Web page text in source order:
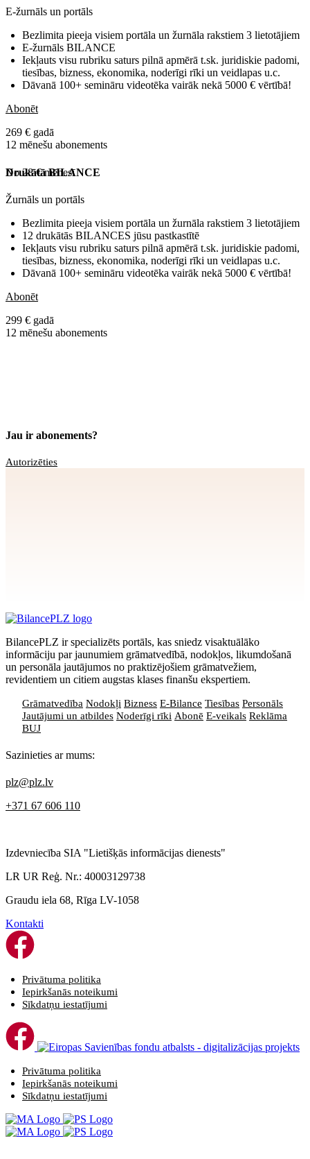
E-žurnāls un portāls
Bezlimita pieeja visiem portāla un žurnāla rakstiem 3 lietotājiem
E-žurnāls BILANCE
Iekļauts visu rubriku saturs pilnā apmērā t.sk. juridiskie padomi,
tiesības, bizness, ekonomika, noderīgi rīki un veidlapas u.c.
Dāvanā 100+ semināru videotēka vairāk nekā 5000 € vērtībā!
Abonēt
269 € gadā
12 mēnešu abonements
No 28 € mēnesī
Drukātā BILANCE
Žurnāls un portāls
Bezlimita pieeja visiem portāla un žurnāla rakstiem 3 lietotājiem
12 drukātās BILANCES jūsu pastkastītē
Iekļauts visu rubriku saturs pilnā apmērā t.sk. juridiskie padomi,
tiesības, bizness, ekonomika, noderīgi rīki un veidlapas u.c.
Dāvanā 100+ semināru videotēka vairāk nekā 5000 € vērtībā!
Abonēt
299 € gadā
12 mēnešu abonements
Jau ir abonements?
Autorizēties
BilancePLZ ir specializēts portāls, kas sniedz visaktuālāko
informāciju par jaunumiem grāmatvedībā, nodokļos, likumdošanā
un personāla jautājumos no praktizējošiem grāmatvežiem,
revidentiem un citiem augstas klases finanšu ekspertiem.
Grāmatvedība Nodokļi Bizness E-Bilance Tiesības Personāls
Jautājumi un atbildes Noderīgi rīki Abonē E-veikals Reklāma
BUJ
Sazinieties ar mums:
plz@plz.lv
+371 67 606 110
Izdevniecība SIA "Lietišķās informācijas dienests"
LR UR Reģ. Nr.: 40003129738
Graudu iela 68, Rīga LV-1058
Kontakti
Privātuma politika
Iepirkšanās noteikumi
Sīkdatņu iestatījumi
Privātuma politika
Iepirkšanās noteikumi
Sīkdatņu iestatījumi